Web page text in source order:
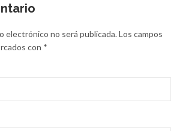
electrónico no será publicada.Los campos
con *